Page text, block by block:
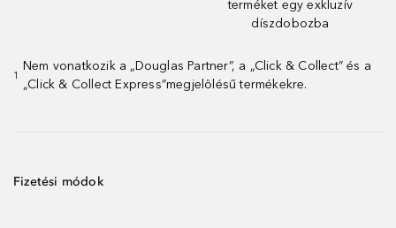
terméket egy exkluzív
díszdobozba
1
Nem vonatkozik a „Douglas Partner”, a „Click & Collect” és a
„Click & Collect Express”megjelölésű termékekre.
Fizetési módok